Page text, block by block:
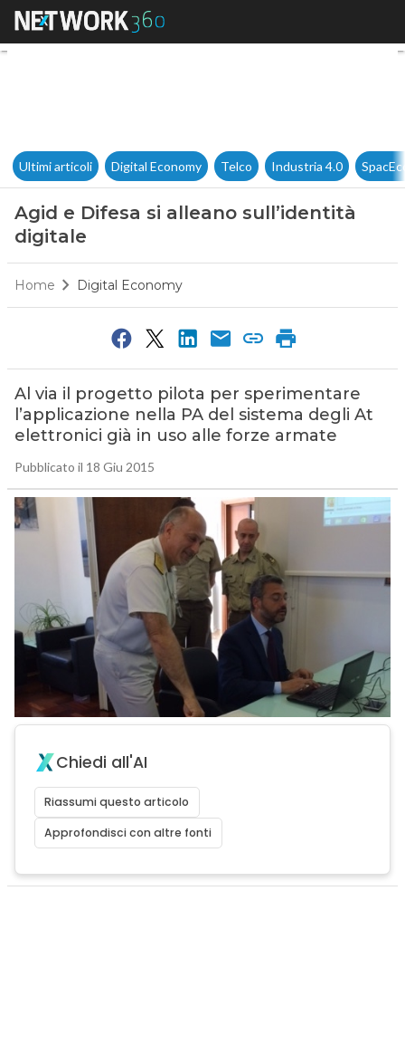
Agid e Difesa si alleano
Ultimi articoli Digital Economy Telco Industria 4.0
Agid e Difesa si alleano sull’identità
digitale
Home Digital Economy
Al via il progetto pilota per sperimentare
l’applicazione nella PA del sistema degli At
elettronici già in uso alle forze armate
Pubblicato il 18 Giu 2015
Chiedi all'AI
Riassumi questo articolo
Approfondisci con altre fonti